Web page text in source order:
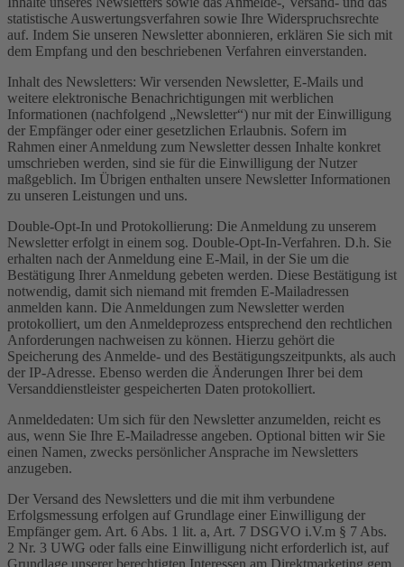
statistische Auswertungsverfahren sowie Ihre Widerspruchsrechte
auf. Indem Sie unseren Newsletter abonnieren, erklären Sie sich mit
dem Empfang und den beschriebenen Verfahren einverstanden.
Inhalt des Newsletters: Wir versenden Newsletter, E-Mails und
weitere elektronische Benachrichtigungen mit werblichen
Informationen (nachfolgend „Newsletter“) nur mit der Einwilligung
der Empfänger oder einer gesetzlichen Erlaubnis. Sofern im
Rahmen einer Anmeldung zum Newsletter dessen Inhalte konkret
umschrieben werden, sind sie für die Einwilligung der Nutzer
maßgeblich. Im Übrigen enthalten unsere Newsletter Informationen
zu unseren Leistungen und uns.
Double-Opt-In und Protokollierung: Die Anmeldung zu unserem
Newsletter erfolgt in einem sog. Double-Opt-In-Verfahren. D.h. Sie
erhalten nach der Anmeldung eine E-Mail, in der Sie um die
Bestätigung Ihrer Anmeldung gebeten werden. Diese Bestätigung ist
notwendig, damit sich niemand mit fremden E-Mailadressen
anmelden kann. Die Anmeldungen zum Newsletter werden
protokolliert, um den Anmeldeprozess entsprechend den rechtlichen
Anforderungen nachweisen zu können. Hierzu gehört die
Speicherung des Anmelde- und des Bestätigungszeitpunkts, als auch
der IP-Adresse. Ebenso werden die Änderungen Ihrer bei dem
Versanddienstleister gespeicherten Daten protokolliert.
Anmeldedaten: Um sich für den Newsletter anzumelden, reicht es
aus, wenn Sie Ihre E-Mailadresse angeben. Optional bitten wir Sie
einen Namen, zwecks persönlicher Ansprache im Newsletters
anzugeben.
Der Versand des Newsletters und die mit ihm verbundene
Erfolgsmessung erfolgen auf Grundlage einer Einwilligung der
Empfänger gem. Art. 6 Abs. 1 lit. a, Art. 7 DSGVO i.V.m § 7 Abs.
2 Nr. 3 UWG oder falls eine Einwilligung nicht erforderlich ist, auf
Grundlage unserer berechtigten Interessen am Direktmarketing gem.